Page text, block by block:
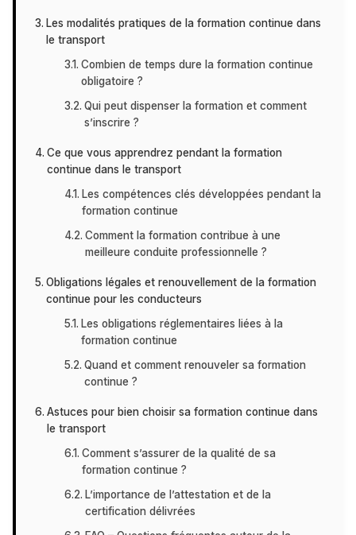
Les modalités pratiques de la formation continue dans
le transport
Combien de temps dure la formation continue
obligatoire ?
Qui peut dispenser la formation et comment
s’inscrire ?
Ce que vous apprendrez pendant la formation
continue dans le transport
Les compétences clés développées pendant la
formation continue
Comment la formation contribue à une
meilleure conduite professionnelle ?
Obligations légales et renouvellement de la formation
continue pour les conducteurs
Les obligations réglementaires liées à la
formation continue
Quand et comment renouveler sa formation
continue ?
Astuces pour bien choisir sa formation continue dans
le transport
Comment s’assurer de la qualité de sa
formation continue ?
L’importance de l’attestation et de la
certification délivrées